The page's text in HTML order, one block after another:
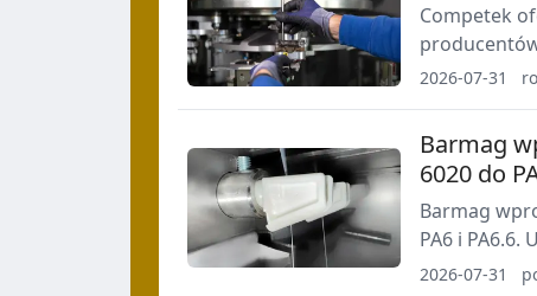
Competek
opakowań,
2026-07-31
Barmag
6020 do
Barmag
PA6 i
od 5 do 100
2026-07-31